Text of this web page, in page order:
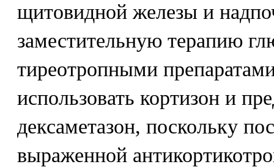
щитовидной железы и
заместительную терапию
тиреотропными
использовать кортизон и
дексаметазон, поскольку
выраженной